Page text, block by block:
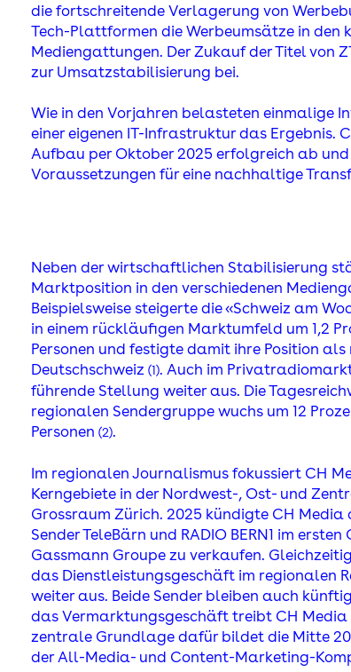
die fortschreitende Verlagerung von
Tech-Plattformen die Werbeumsätze in den
Mediengattungen. Der Zukauf der Titel von
zur Umsatzstabilisierung bei.
Wie in den Vorjahren belasteten einmalige
einer eigenen IT-Infrastruktur das Ergebnis. C
Aufbau per Oktober 2025 erfolgreich ab
Voraussetzungen für eine nachhaltige
Neben der wirtschaftlichen Stabilisierung
Marktposition in den verschiedenen
Beispielsweise steigerte die «Schweiz am
in einem rückläufigen Marktumfeld um 1,2
Personen und festigte damit ihre Position
Deutschschweiz (1). Auch im
führende Stellung weiter aus. Die
regionalen Sendergruppe wuchs um 12
Personen (2).
Im regionalen Journalismus fokussiert CH
Kerngebiete in der Nordwest-, Ost- und
Grossraum Zürich. 2025 kündigte CH Media
Sender TeleBärn und RADIO BERN1 im
Gassmann Groupe zu verkaufen.
das Dienstleistungsgeschäft im regionalen
weiter aus. Beide Sender bleiben auch
das Vermarktungsgeschäft treibt CH Media
zentrale Grundlage dafür bildet die Mitte
der All-Media- und Content-Marketing-